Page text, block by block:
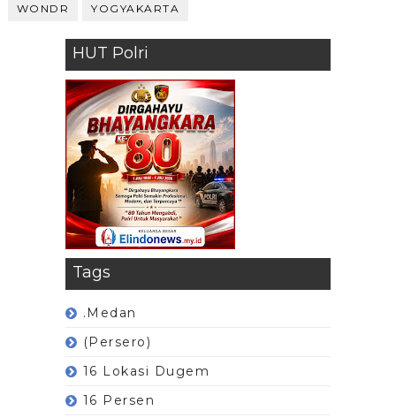
WONDR YOGYAKARTA
HUT Polri
Tags
.Medan
(Persero)
16 Lokasi Dugem
16 Persen